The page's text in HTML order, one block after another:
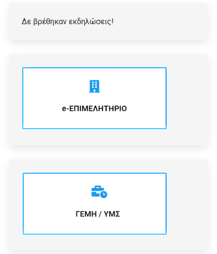
Δε βρέθηκαν εκδηλώσεις!